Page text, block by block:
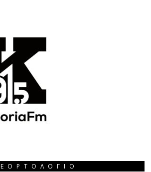
ΕΟΡΤΟΛΌΓΙΟ